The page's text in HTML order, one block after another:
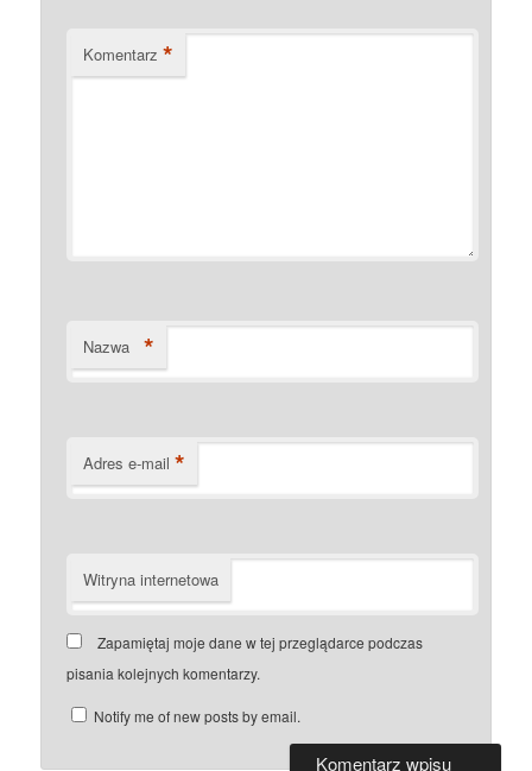
Komentarz *
Nazwa *
Adres e-mail *
Witryna internetowa
Zapamiętaj moje dane w tej przeglądarce podczas
pisania kolejnych komentarzy.
Notify me of new posts by email.